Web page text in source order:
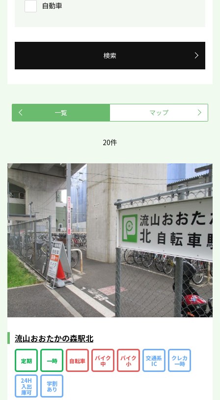
自動車
検索
一覧 マップ
20件
流山おおたかの森駅北
定期 一時 自転車 バイク
中
バイク
小
交通系
IC
クレカ
一時
24H
入出
庫可
学割
あり